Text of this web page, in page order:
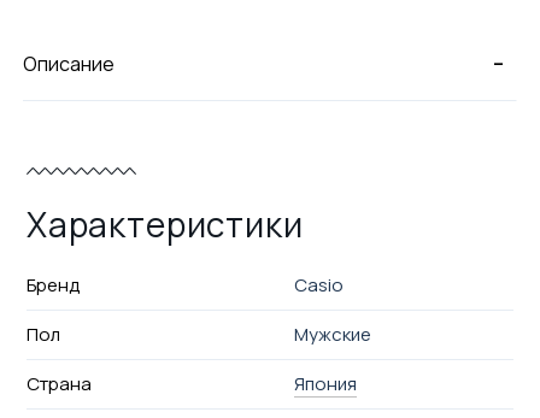
-
Описание
Характеристики
Бренд
Casio
Пол
Мужские
Страна
Япония